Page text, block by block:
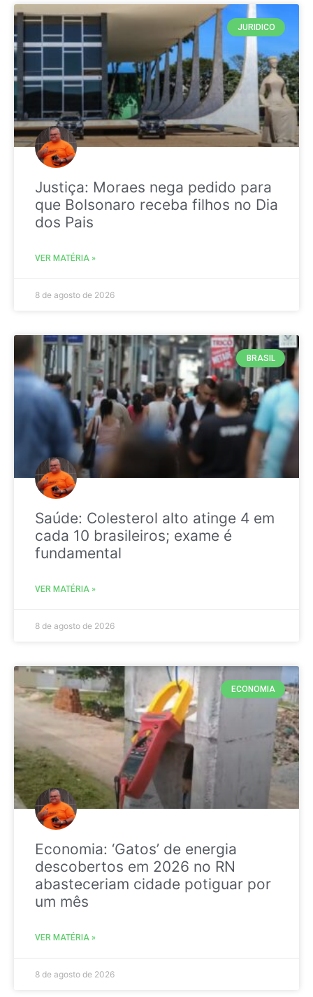
JURIDICO
Justiça: Moraes nega pedido para
que Bolsonaro receba filhos no Dia
dos Pais
VER MATÉRIA »
8 de agosto de 2026
BRASIL
Saúde: Colesterol alto atinge 4 em
cada 10 brasileiros; exame é
fundamental
VER MATÉRIA »
8 de agosto de 2026
ECONOMIA
Economia: ‘Gatos’ de energia
descobertos em 2026 no RN
abasteceriam cidade potiguar por
um mês
VER MATÉRIA »
8 de agosto de 2026